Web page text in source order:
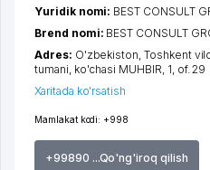
Mamlakat kodi: +998
+99890 ...Qo'ng'iroq qilish
Yuridik nomi: BEST CONSULT
Brend nomi: BEST CONSULT
Adres: O'zbekiston,Toshkent
tumani, ko'chasi MUHBIR, 1, of. 29
Xaritada ko'rsatish